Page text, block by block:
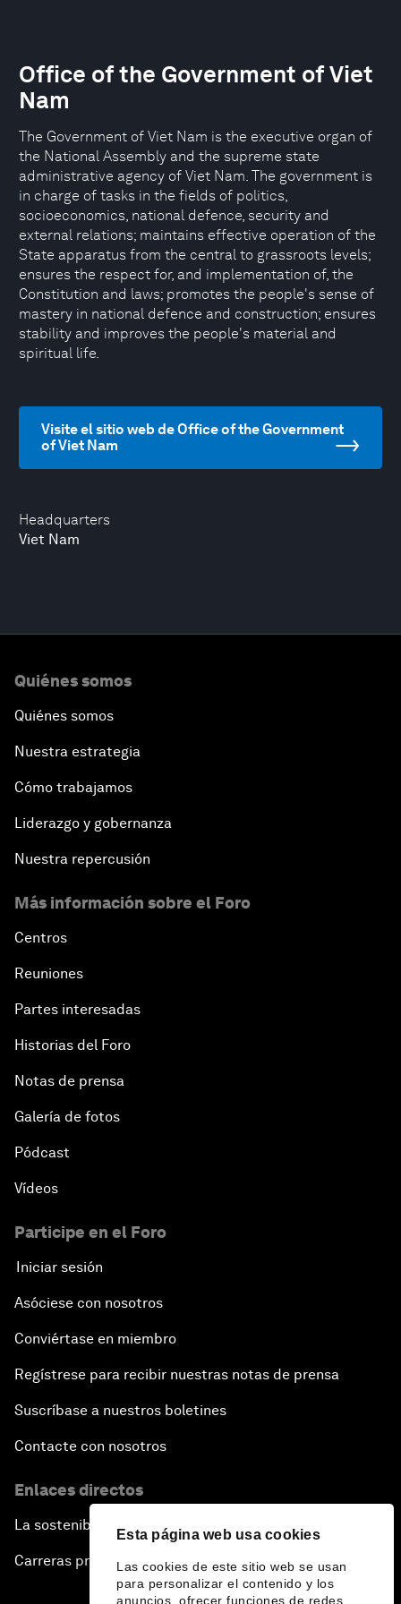
Esta página web usa cookies
Las cookies de este sitio web se usan
para personalizar el contenido y los
anuncios, ofrecer funciones de redes
Headquarters
Viet Nam
Office of the Government of Viet
Nam
The Government of Viet Nam is the executive organ of
the National Assembly and the supreme state
administrative agency of Viet Nam. The government is
in charge of tasks in the fields of politics,
socioeconomics, national defence, security and
external relations; maintains effective operation of the
State apparatus from the central to grassroots levels;
ensures the respect for, and implementation of, the
Constitution and laws; promotes the people's sense of
mastery in national defence and construction; ensures
stability and improves the people's material and
spiritual life.
Visite el sitio web de Office of the Government
of Viet Nam
Quiénes somos
Quiénes somos
Nuestra estrategia
Cómo trabajamos
Liderazgo y gobernanza
Nuestra repercusión
Más información sobre el Foro
Centros
Reuniones
Partes interesadas
Historias del Foro
Notas de prensa
Galería de fotos
Pódcast
Vídeos
Participe en el Foro
Iniciar sesión
Asóciese con nosotros
Conviértase en miembro
Regístrese para recibir nuestras notas de prensa
Suscríbase a nuestros boletines
Contacte con nosotros
Enlaces directos
La sostenibilidad en el Foro
Carreras profesionales